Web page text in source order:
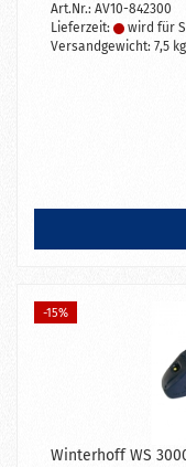
Art.Nr.: AV10-842300
Lieferzeit:
wird für
Versandgewicht: 7,5
-15%
Winterhoff WS